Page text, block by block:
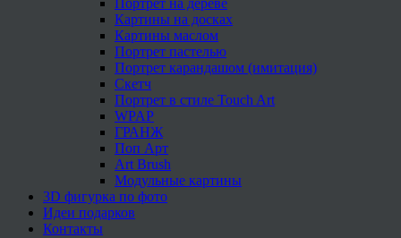
Портрет на дереве
Картины на досках
Картины маслом
Портрет пастелью
Портрет карандашом (имитация)
Скетч
Портрет в стиле Touch Art
WPAP
ГРАНЖ
Поп Арт
Art Brush
Модульные картины
3D фигурка по фото
Идеи подарков
Контакты